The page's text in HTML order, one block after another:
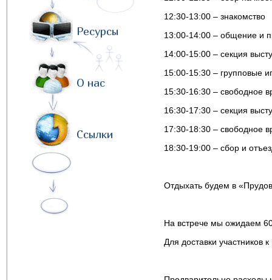
Ресурсы
О нас
Ссылки
12:30-13:00 – знакомство
13:00-14:00 – общение и
14:00-15:00 – секция
15:00-15:30 – групповые
15:30-16:30 – свободное
16:30-17:30 – секция
17:30-18:30 – свободное
18:30-19:00 – сбор и
Отдыхать будем в
На встрече мы ожидаем
Для доставки участников